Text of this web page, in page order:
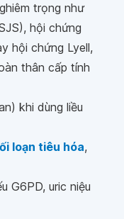
trọng như
hội chứng
hội chứng Lyell,
thân cấp tính
khi dùng liều
loạn tiêu hóa,
G6PD, uric niệu